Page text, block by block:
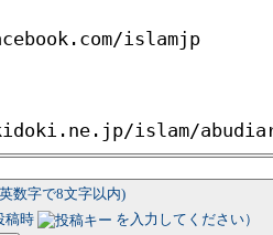
数字で8文字以内)
稿時 を入力してください）